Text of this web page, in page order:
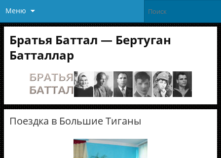
Меню
Братья Баттал — Бертуган
Батталлар
Поездка в Большие Тиганы